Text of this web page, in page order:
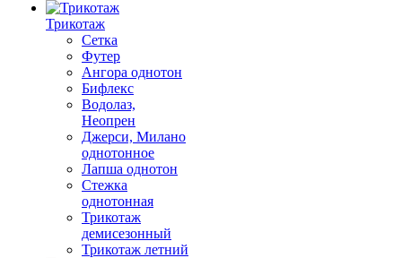
Трикотаж
Сетка
Футер
Ангора однотон
Бифлекс
Водолаз,
Неопрен
Джерси, Милано
однотонное
Лапша однотон
Стежка
однотонная
Трикотаж
демисезонный
Трикотаж летний